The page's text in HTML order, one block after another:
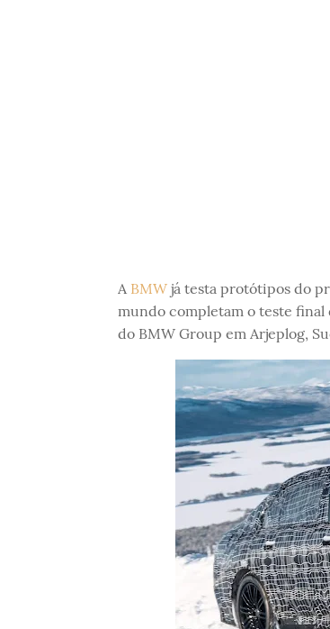
A BMWjá testa protótipos do
mundo completam o teste final
do BMW Group em Arjeplog,